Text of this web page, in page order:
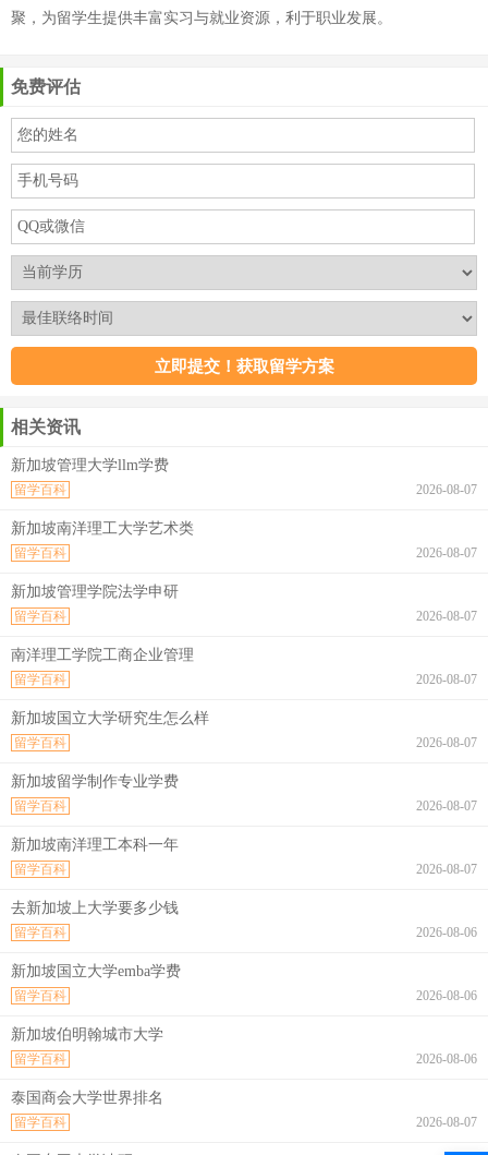
聚，为留学生提供丰富实习与就业资源，利于职业发展。
免费评估
相关资讯
新加坡管理大学llm学费
2026-08-07
留学百科
新加坡南洋理工大学艺术类
2026-08-07
留学百科
新加坡管理学院法学申研
2026-08-07
留学百科
南洋理工学院工商企业管理
2026-08-07
留学百科
新加坡国立大学研究生怎么样
2026-08-07
留学百科
新加坡留学制作专业学费
2026-08-07
留学百科
新加坡南洋理工本科一年
2026-08-07
留学百科
去新加坡上大学要多少钱
2026-08-06
留学百科
新加坡国立大学emba学费
2026-08-06
留学百科
新加坡伯明翰城市大学
2026-08-06
留学百科
泰国商会大学世界排名
2026-08-07
留学百科